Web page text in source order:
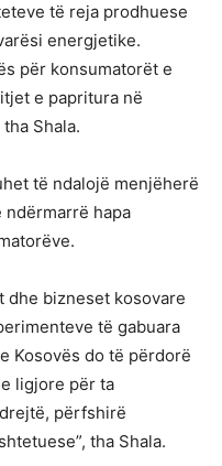
të reja prodhuese
energjetike.
për konsumatorët e
e papritura në
Shala.
të ndalojë menjëherë
hapa
dhe bizneset kosovare
të gabuara
Kosovës do të përdorë
ligjore për ta
përfshirë
tha Shala.